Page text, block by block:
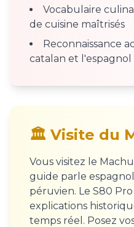
Vocabulaire
de cuisine maîtrisés
Reconnaissance
catalan et l'espagnol
🏛️ Visite du
Vous visitez le
guide parle
péruvien. Le S80
explications
temps réel. Posez